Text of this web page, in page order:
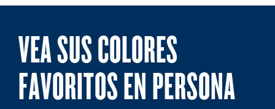
VEA SUS COLORES
FAVORITOS EN PERSONA